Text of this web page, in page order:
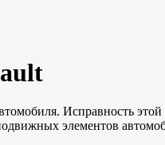
Исправность этой
элементов